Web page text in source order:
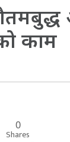
काम
0
Shares